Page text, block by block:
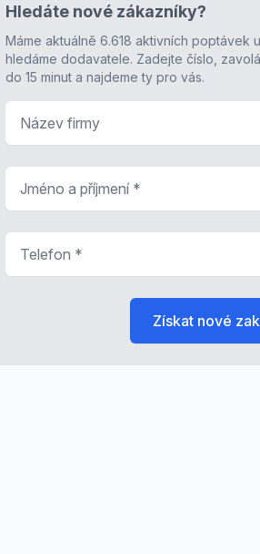
Hledáte nové zákazníky?
Máme aktuálně 6.618 aktivních poptávek
hledáme dodavatele. Zadejte číslo,
do 15 minut a najdeme ty pro vás.
Získat nové